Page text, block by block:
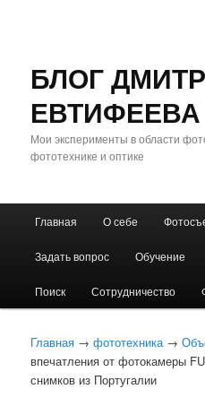
БЛОГ
ЕВТИФЕЕВА
Мои эксперименты в области
фототехнике и оптике
Перейти
к
основному
содержимому
Перейти
к
дополнительному
содержимому
Главная О себе
Задать вопрос Обучение
Поиск Сотрудничество
Главная →фототехника→
впечатления от фотокамеры
снимков из Португалии